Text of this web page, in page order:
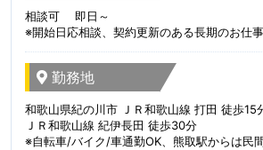
相談可 即日～
※開始日応相談、契約更新のある長期のお仕事
勤務地
和歌山県紀の川市 ＪＲ和歌山線 打田 徒歩15
ＪＲ和歌山線 紀伊長田 徒歩30分
※自転車/バイク/車通勤OK、熊取駅からは民